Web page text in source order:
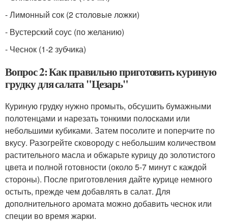
- Лимонный сок (2 столовые ложки)
- Вустерский соус (по желанию)
- Чеснок (1-2 зубчика)
Вопрос 2: Как правильно приготовить куриную
грудку для салата "Цезарь"
Куриную грудку нужно промыть, обсушить бумажными
полотенцами и нарезать тонкими полосками или
небольшими кубиками. Затем посолите и поперчите по
вкусу. Разогрейте сковороду с небольшим количеством
растительного масла и обжарьте курицу до золотистого
цвета и полной готовности (около 5-7 минут с каждой
стороны). После приготовления дайте курице немного
остыть, прежде чем добавлять в салат. Для
дополнительного аромата можно добавить чеснок или
специи во время жарки.